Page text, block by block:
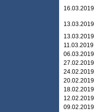
16.03.2019
13.03.2019
13.03.2019
11.03.2019
06.03.2019
27.02.2019
24.02.2019
20.02.2019
18.02.2019
12.02.2019
09.02.2019